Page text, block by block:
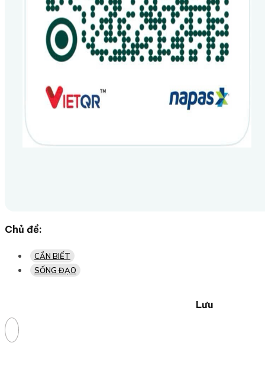
Chủ đề:
CẦN BIẾT
SỐNG ĐẠO
Lưu